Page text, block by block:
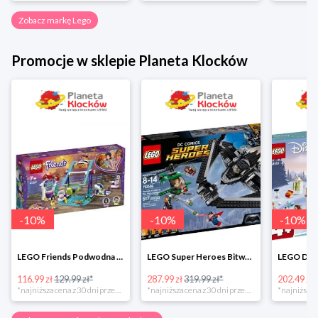
Zobacz markę Lego
Promocje w sklepie Planeta Klocków
-10%
LEGO Friends Podwodna Frajda w super cenie
116.99 zł129.99 zł*
-10%
LEGO Super Heroes Bitwa powietrzna w super cenie
287.99 zł319.99 zł*
-10%
202.49 zł